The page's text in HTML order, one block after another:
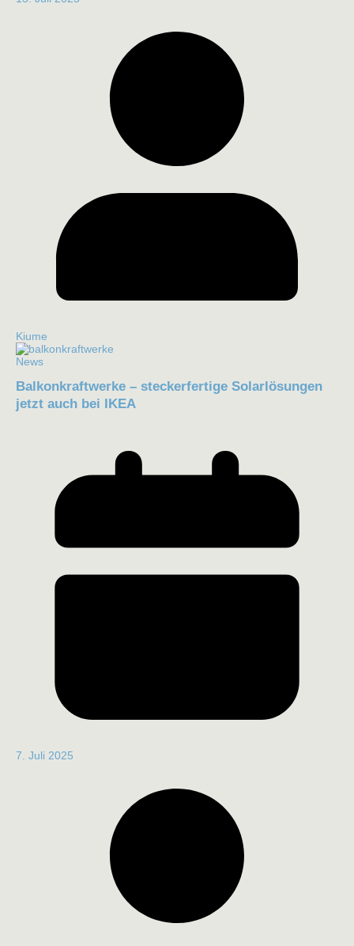
Kiume
News
Balkonkraftwerke – steckerfertige Solarlösungen
jetzt auch bei IKEA
7. Juli 2025